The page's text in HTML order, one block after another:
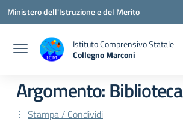
Vai ai contenuti
Vai al menu di navigazione
Vai al footer
Ministero dell'Istruzione e del Merito
Istituto Comprensivo Statale
Collegno Marconi
Argomento: Biblioteca
Stampa / Condividi